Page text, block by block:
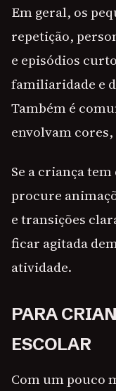
Em geral, os
repetição,
e episódios
familiaridade e
Também é
envolvam
Se a criança
procure
e transições
ficar agitada
atividade.
PARA
ESCOLAR
Com um pouco